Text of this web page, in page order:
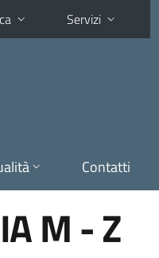
Servizi
Contatti
M - Z